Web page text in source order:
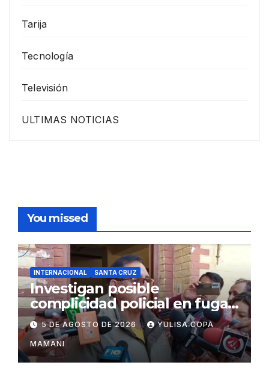
Tarija
Tecnología
Televisión
ULTIMAS NOTICIAS
You missed
INTERNACIONAL SANTA CRUZ
Investigan posible
complicidad policial en fuga
de dos reos brasileños de
Palmasola
5 DE AGOSTO DE 2026 YULISA COPA
MAMANI